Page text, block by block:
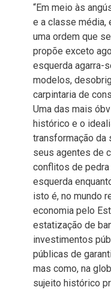
“Em meio às
e a classe média,
uma ordem que
propõe exceto
esquerda agarra-
modelos,
carpintaria de
Uma das mais
histórico e o
transformação da
seus agentes de
conflitos de
esquerda
isto é, no mundo
economia pelo
estatização de
investimentos
públicas de
mas como, na
sujeito histórico